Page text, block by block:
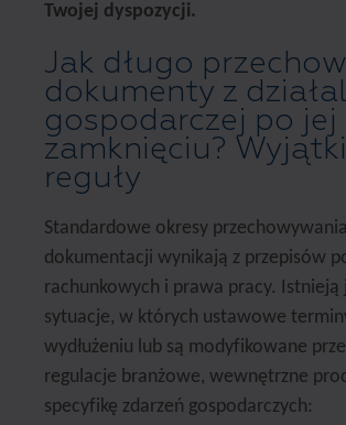
Twojej dyspozycji.
Jak długo
dokumenty z
gospodarczej po jej
zamknięciu?
reguły
Standardowe okresy przechowywania
dokumentacji wynikają z przepisów
rachunkowych i prawa pracy. Istnieją
sytuacje, w których ustawowe
wydłużeniu lub są modyfikowane
regulacje branżowe, wewnętrzne
specyfikę zdarzeń gospodarczych: